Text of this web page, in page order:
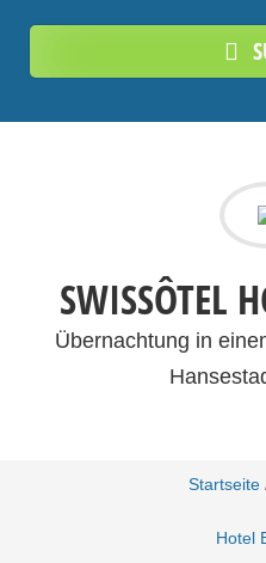
SWISSÔTEL
Übernachtung in
Startseite
Hotel